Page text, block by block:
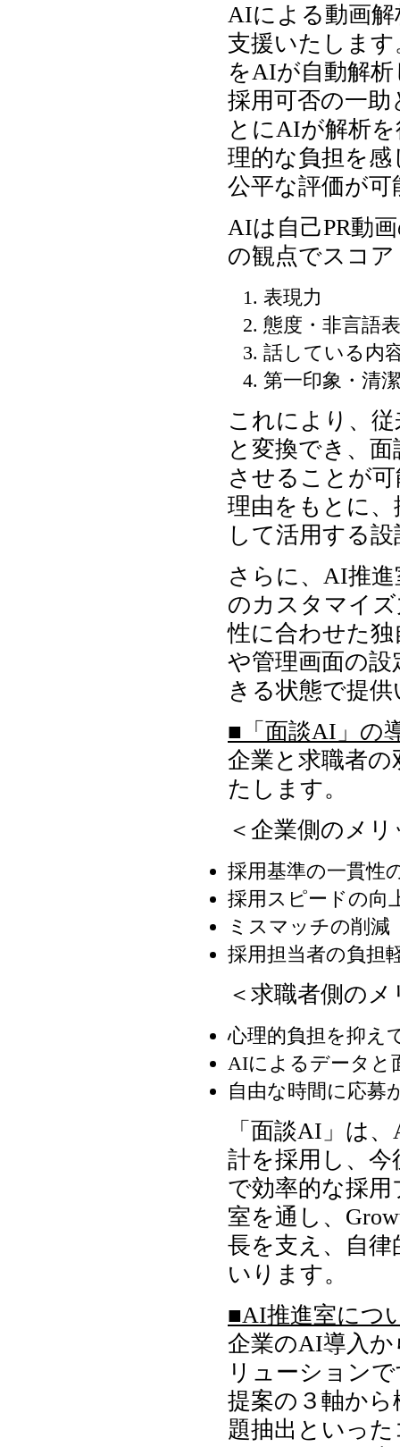
AIによる動画解
支援いたしま
をAIが自動解
採用可否の一
とにAIが解析
理的な負担を
公平な評価が
AIは自己PR動
の観点でスコ
表現力
態度・非言語
話している内
第一印象・清
これにより、
と変換でき、
させることが
理由をもとに
して活用する
さらに、AI推
のカスタマイ
性に合わせた
や管理画面の
きる状態で提
■「面談AI」の
企業と求職者
たします。
＜企業側のメ
採用基準の一貫性
採用スピードの向
ミスマッチの削減
採用担当者の負担
＜求職者側の
心理的負担を抑え
AIによるデータと
自由な時間に応募
「面談AI」は
計を採用し、
で効率的な採
室を通し、
長を支え、自
いります。
■AI推進室につ
企業のAI導入
リューション
提案の３軸か
題抽出といっ